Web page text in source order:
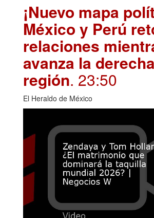
¡Nuevo mapa
México y Perú
relaciones
avanza la
región. 23:50
El Heraldo de México